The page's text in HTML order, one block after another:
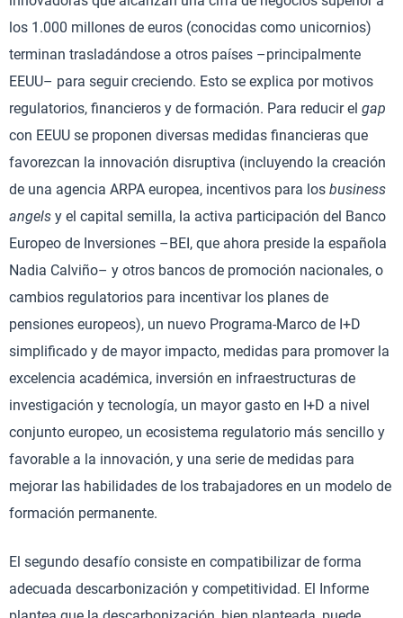
los 1.000 millones de euros (conocidas como unicornios)
terminan trasladándose a otros países –principalmente
EEUU– para seguir creciendo. Esto se explica por motivos
regulatorios, financieros y de formación. Para reducir el gap
con EEUU se proponen diversas medidas financieras que
favorezcan la innovación disruptiva (incluyendo la creación
de una agencia ARPA europea, incentivos para los business
angels y el capital semilla, la activa participación del Banco
Europeo de Inversiones –BEI, que ahora preside la española
Nadia Calviño– y otros bancos de promoción nacionales, o
cambios regulatorios para incentivar los planes de
pensiones europeos), un nuevo Programa-Marco de I+D
simplificado y de mayor impacto, medidas para promover la
excelencia académica, inversión en infraestructuras de
investigación y tecnología, un mayor gasto en I+D a nivel
conjunto europeo, un ecosistema regulatorio más sencillo y
favorable a la innovación, y una serie de medidas para
mejorar las habilidades de los trabajadores en un modelo de
formación permanente.
El segundo desafío consiste en compatibilizar de forma
adecuada descarbonización y competitividad. El Informe